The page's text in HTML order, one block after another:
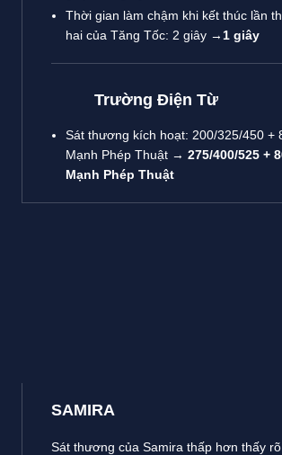
Thời gian làm chậm khi kết thúc lần
hai của Tăng Tốc: 2 giây → 1 giây
Trường Điện Từ
Sát thương kích hoạt: 200/325/450 +
Mạnh Phép Thuật → 275/400/525 +
Mạnh Phép Thuật
SAMIRA
Sát thương của Samira thấp hơn thấy